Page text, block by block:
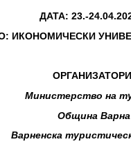
ДАТА: 23.-
ИКОНОМИЧЕСКИ
Министерство на
Община Варна
Варненска